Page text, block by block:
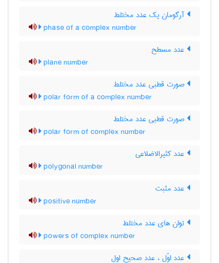
آرگومان یک عدد مختلط
phase of a complex number
عدد مسطح
plane number
صورت قطبی عدد مختلط
polar form of a complex number
صورت قطبی عدد مختلط
polar form of complex number
عدد کثیرالاضلاعی
polygonal number
عدد مثبت
positive number
توان های عدد مختلط
powers of complex number
عدد اوّل ، عدد صحیح اول